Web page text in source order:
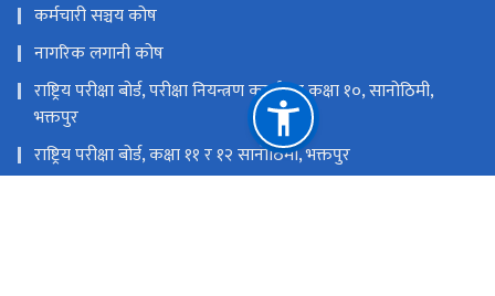
कर्मचारी सञ्चय कोष
नागरिक लगानी कोष
राष्ट्रिय परीक्षा बोर्ड, परीक्षा नियन्त्रण कार्यालय कक्षा १०, सानोठिमी,
भक्तपुर
राष्ट्रिय परीक्षा बोर्ड, कक्षा ११ र १२ सानोठिमी, भक्तपुर